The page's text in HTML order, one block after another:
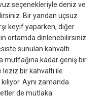
seçenekleriyle deniz ve
Bir yandan uçsuz
keyif yaparken, diğer
ortamda dinlenebilirsiniz.
sunulan kahvaltı
mutfağına kadar geniş bir
leziz bir kahvaltı ile
Aynı zamanda
de mutlaka